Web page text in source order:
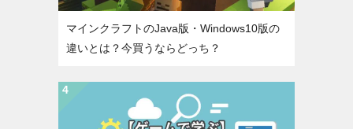
マインクラフトのJava版・Windows10版の
違いとは？今買うならどっち？